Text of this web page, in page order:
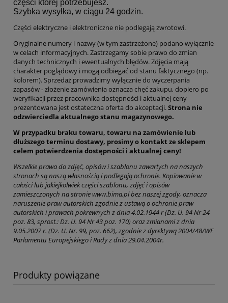
części której potrzebujesz.
Szybka wysyłka, w ciągu 24 godzin.
Części elektryczne i elektroniczne nie podlegają zwrotowi.
Oryginalne numery i nazwy (w tym zastrzeżone) podano wyłącznie
w celach informacyjnych. Zastrzegamy sobie prawo do zmian
danych technicznych i ewentualnych błędów. Zdjęcia mają
charakter poglądowy i mogą odbiegać od stanu faktycznego (np.
kolorem). Sprzedaż prowadzimy wyłącznie do wyczerpania
zapasów - złożenie zamówienia oznacza chęć zakupu, dopiero po
weryfikacji przez pracownika dostępności i aktualnej ceny
prezentowana jest ostateczna oferta do akceptacji.Strona nie
odzwierciedla aktualnego stanu magazynowego.
W przypadku braku towaru, towaru na zamówienie lub
dłuższego terminu dostawy, prosimy o kontakt ze sklepem
celem potwierdzenia dostępności i aktualnej ceny!
Wszelkie prawa do zdjęć, opisów i szablonu zawartych na naszych
stronach są naszą własnością i podlegają ochronie. Kopiowanie w
całości lub jakiejkolwiek części szablonu, zdjęć i opisów
zamieszczonych na stronie www.bima.pl bez naszej zgody, oznacza
naruszenie praw autorskich zgodnie z ustawą o ochronie praw
autorskich i prawach pokrewnych z dnia 4.02.1944 r (Dz. U. 94 Nr 24
poz. 83, sprost.: Dz. U. 94 Nr 43 poz. 170) oraz zmianami z dnia
9.05.2007 r. (Dz. U. Nr. 99, poz. 662), zgodnie z dyrektywą 2004/48/WE
Parlamentu Europejskiego i Rady z dnia 29.04.2004r.
Produkty powiązane